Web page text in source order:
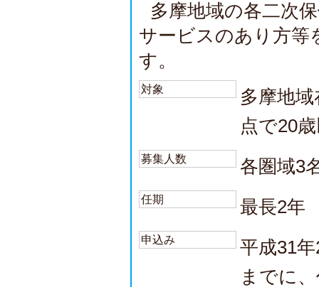
多摩地域の各二次
サービスのあり方等
す。
対象
多摩地
点で20
募集人数 各圏域3
任期 最長2年
申込み
平成31
までに